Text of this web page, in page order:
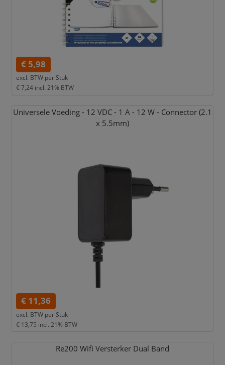
€ 5,98
excl. BTW per Stuk
€ 7,24 incl. 21% BTW
Universele Voeding - 12 VDC - 1 A - 12 W - Connector (2.1
x 5.5mm)
€ 11,36
excl. BTW per Stuk
€ 13,75 incl. 21% BTW
Re200 Wifi Versterker Dual Band